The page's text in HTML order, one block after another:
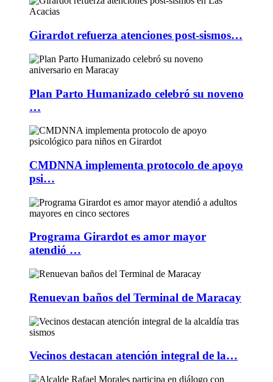
Girardot refuerza atenciones post-sismos…
Plan Parto Humanizado celebró su noveno
…
CMDNNA implementa protocolo de apoyo
psi…
Programa Girardot es amor mayor
atendió …
Renuevan baños del Terminal de Maracay
Vecinos destacan atención integral de la…